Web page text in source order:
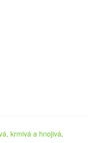
krmivá a hnojivá.